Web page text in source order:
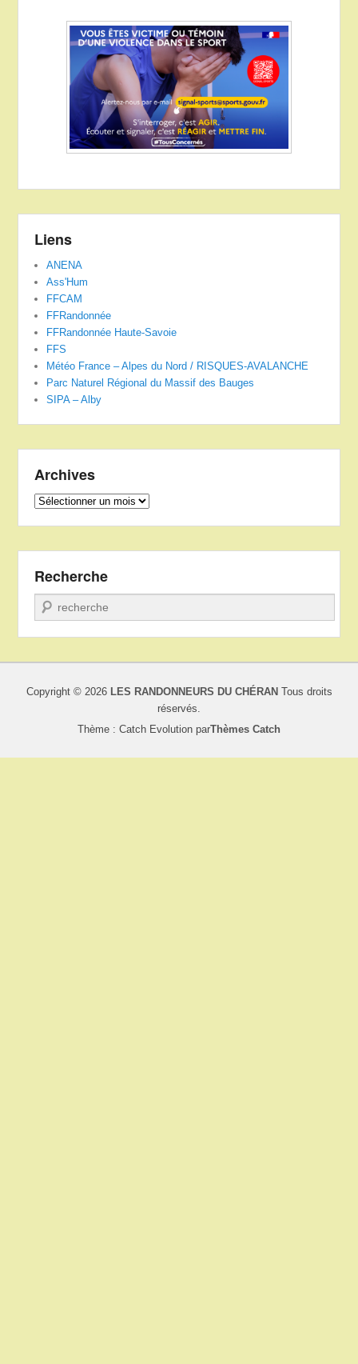
Liens
ANENA
Ass'Hum
FFCAM
FFRandonnée
FFRandonnée Haute-Savoie
FFS
Météo France – Alpes du Nord / RISQUES-AVALANCHE
Parc Naturel Régional du Massif des Bauges
SIPA – Alby
Archives
Archives
Recherche
Recherche
Copyright © 2026 LES RANDONNEURS DU CHÉRAN Tous droits
réservés.
Thème : Catch Evolution parThèmes Catch